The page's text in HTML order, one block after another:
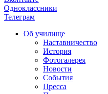
Одноклассники
Телеграм
Об училище
Наставничество
История
Фотогалерея
Новости
События
Пресса